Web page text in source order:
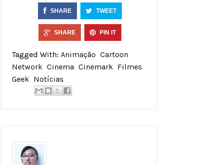
SHARE TWEET
SHARE PIN IT
Tagged With: Animação Cartoon
Network Cinema Cinemark Filmes
Geek Notícias